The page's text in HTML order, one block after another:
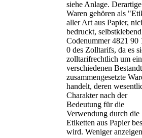
siehe Anlage. Derartige
Waren gehören als
aller Art aus Papier,
bedruckt,
Codenummer 4821 90
0 des Zolltarifs, da es
zolltarifrechtlich um
verschiedenen
zusammengesetzte
handelt, deren
Charakter nach der
Bedeutung für die
Verwendung durch die
Etiketten aus Papier
wird. Weniger anzeigen